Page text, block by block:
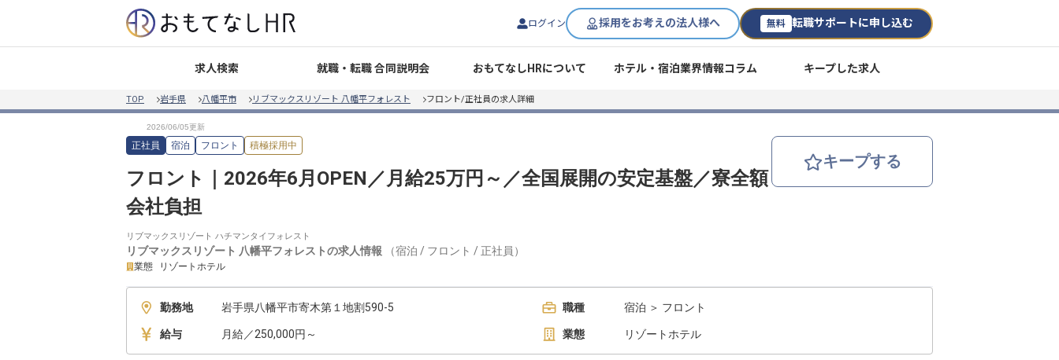
ログイン 採用をお考えの法人様へ 無料 転職サポートに申し込む
求人検索 就職・転職 合同説明会 おもてなしHRについて ホテル・宿泊業界情報コラム キープした求人
TOP 岩手県 八幡平市 リブマックスリゾート 八幡平フォレスト フロント/正社員の求人詳細
キープする
正社員 宿泊 フロント 積極採用中
フロント｜2026年6月OPEN／月給25万円～／全国展開の安定基盤／寮全額
会社負担
リブマックスリゾート ハチマンタイフォレスト
リブマックスリゾート 八幡平フォレストの求人情報 （宿泊 / フロント / 正社員 ）
業態 リゾートホテル
勤務地 岩手県八幡平市寄木第１地割590-5 職種 宿泊 ＞ フロント
給与 月給／250,000円～ 業態 リゾートホテル